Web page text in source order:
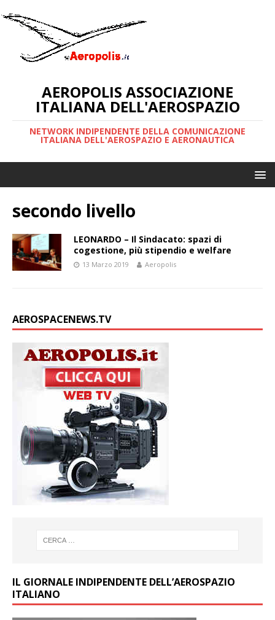
AEROPOLIS ASSOCIAZIONE
ITALIANA DELL'AEROSPAZIO
NETWORK INDIPENDENTE DELLA COMUNICAZIONE
ITALIANA DELL'AEROSPAZIO E AERONAUTICA
secondo livello
LEONARDO – Il Sindacato: spazi di
cogestione, più stipendio e welfare
13 Marzo 2019 Aeropolis
AEROSPACENEWS.TV
IL GIORNALE INDIPENDENTE DELL’AEROSPAZIO
ITALIANO